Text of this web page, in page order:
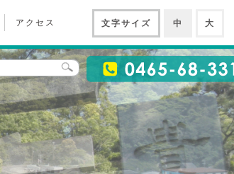
アクセス 文字サイズ 中 大